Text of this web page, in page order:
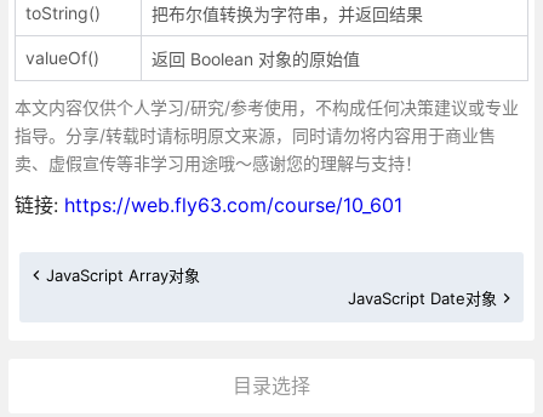
toString() 把布尔值转换为字符串，并返回结果
valueOf() 返回 Boolean 对象的原始值
本文内容仅供个人学习/研究/参考使用，不构成任何决策建议或专业
指导。分享/转载时请标明原文来源，同时请勿将内容用于商业售
卖、虚假宣传等非学习用途哦～感谢您的理解与支持！
链接: https://web.fly63.com/course/10_601
JavaScript Array对象
JavaScript Date对象
目录选择